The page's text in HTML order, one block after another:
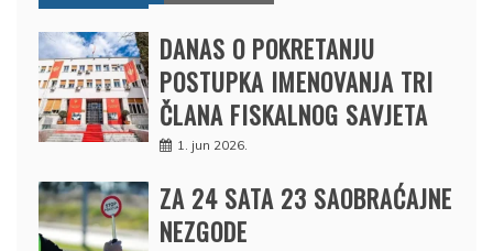
DANAS O POKRETANJU
POSTUPKA IMENOVANJA TRI
ČLANA FISKALNOG SAVJETA
1. jun 2026.
ZA 24 SATA 23 SAOBRAĆAJNE
NEZGODE